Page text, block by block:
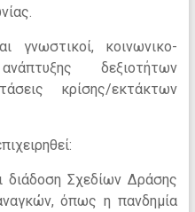
γνωστικοί, κοινωνικο-
δεξιοτήτων
κρίσης/εκτάκτων
διάδοση Σχεδίων Δράσης
όπως η πανδημία